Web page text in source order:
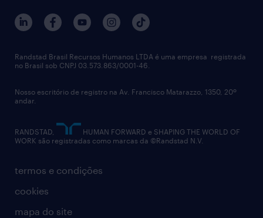
termos e condições
cookies
mapa do site
Randstad Brasil Recursos Humanos LTDA é uma empresa registrada
no Brasil sob CNPJ 03.573.863/0001-46.
Nosso escritório de registro na Av. Francisco Matarazzo, 1350, 20º
andar.
RANDSTAD,
HUMAN FORWARD e SHAPING THE WORLD OF
WORK são registradas como marcas da ©Randstad N.V.